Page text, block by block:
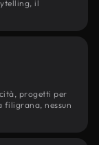
il
progetti per
filigrana, nessun